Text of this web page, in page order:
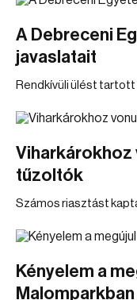
A Debreceni
javaslatait
Rendkívüli ülést tartott
Viharkárokhoz
tűzoltók
Számos riasztást
Kényelem a
Malomparkban